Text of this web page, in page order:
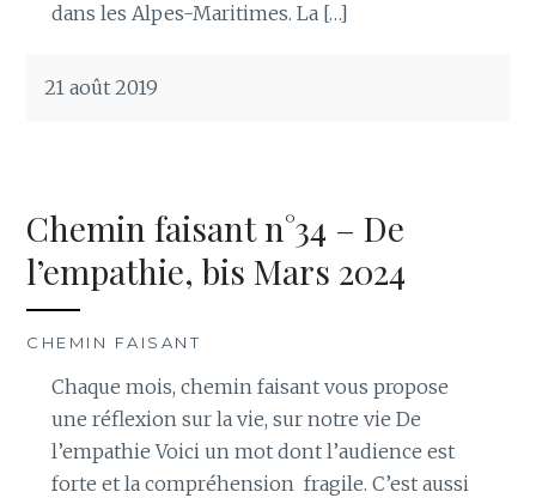
dans les Alpes-Maritimes. La […]
21 août 2019
Chemin faisant n°34 – De
l’empathie, bis Mars 2024
CHEMIN FAISANT
Chaque mois, chemin faisant vous propose
une réflexion sur la vie, sur notre vie De
l’empathie Voici un mot dont l’audience est
forte et la compréhension fragile. C’est aussi